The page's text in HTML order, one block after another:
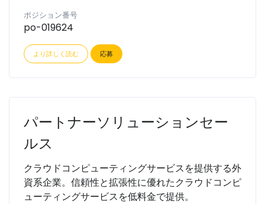
ポジション番号
po-019624
より詳しく読む 応募
パートナーソリューションセー
ルス
クラウドコンピューティングサービスを提供する外
資系企業。信頼性と拡張性に優れたクラウドコンピ
ューティングサービスを低料金で提供。